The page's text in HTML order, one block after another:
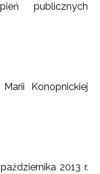
publicznych
Konopnickiej
2013 r.